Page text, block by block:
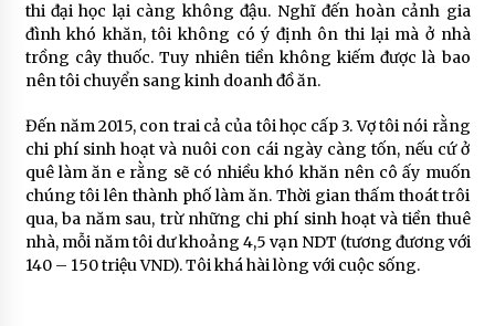
thi đại học lại càng không đậu. Nghĩ đến hoàn cảnh gia
đình khó khăn, tôi không có ý định ôn thi lại mà ở nhà
trồng cây thuốc. Tuy nhiên tiền không kiếm được là bao
nên tôi chuyển sang kinh doanh đồ ăn.
Đến năm 2015, con trai cả của tôi học cấp 3. Vợ tôi nói rằng
chi phí sinh hoạt và nuôi con cái ngày càng tốn, nếu cứ ở
quê làm ăn e rằng sẽ có nhiều khó khăn nên cô ấy muốn
chúng tôi lên thành phố làm ăn. Thời gian thấm thoát trôi
qua, ba năm sau, trừ những chi phí sinh hoạt và tiền thuê
nhà, mỗi năm tôi dư khoảng 4,5 vạn NDT (tương đương với
140 – 150 triệu VND). Tôi khá hài lòng với cuộc sống.